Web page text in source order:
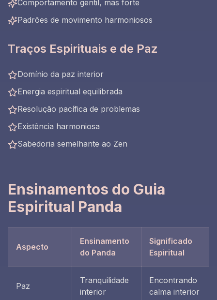
Comportamento gentil, mas forte
Padrões de movimento harmoniosos
Traços Espirituais e de Paz
Domínio da paz interior
Energia espiritual equilibrada
Resolução pacífica de problemas
Existência harmoniosa
Sabedoria semelhante ao Zen
Ensinamentos do Guia
Espiritual Panda
Aspecto
Ensinamento
do Panda
Significado
Espiritual
Paz
Tranquilidade
interior
Encontrando
calma interior